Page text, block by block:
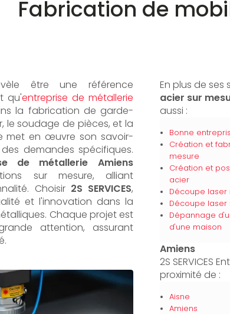
Fabrication de
être une référence
qu'entreprise de métallerie
la fabrication de garde-
le soudage de pièces, et la
met en œuvre son savoir-
demandes spécifiques.
de métallerie Amiens
sur mesure, alliant
Choisir 2S SERVICES,
et l'innovation dans la
Chaque projet est
attention, assurant
En plus de ses
acier sur
aussi :
Bonne
Création et
mesure
Création et
acier
Découpe laser
Découpe laser
Dépannage
d'une maison
Amiens
2S SERVICES
proximité de :
Aisne
Amiens